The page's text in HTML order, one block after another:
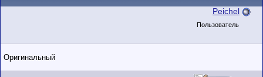
Peichel
Пользователь
Оригинальный